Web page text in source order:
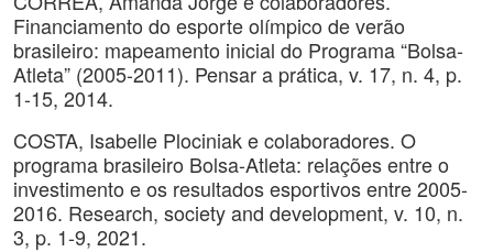
Financiamento do esporte olímpico de verão
brasileiro: mapeamento inicial do Programa “Bolsa-
Atleta” (2005-2011). Pensar a prática, v. 17, n. 4, p.
1-15, 2014.
COSTA, Isabelle Plociniak e colaboradores. O
programa brasileiro Bolsa-Atleta: relações entre o
investimento e os resultados esportivos entre 2005-
2016. Research, society and development, v. 10, n.
3, p. 1-9, 2021.